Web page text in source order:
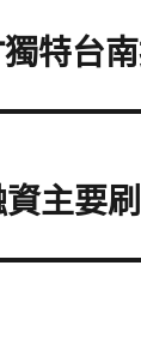
特台
主要